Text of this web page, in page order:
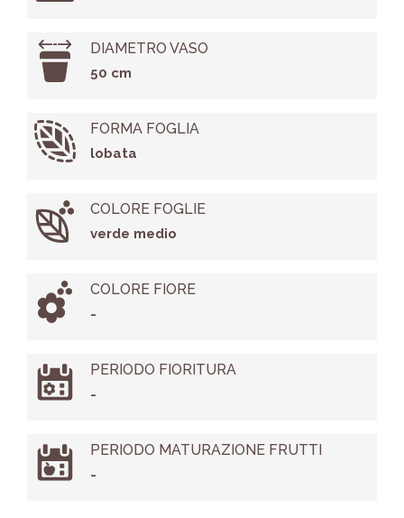
DIAMETRO VASO
50 cm
FORMA FOGLIA
lobata
COLORE FOGLIE
verde medio
COLORE FIORE
-
PERIODO FIORITURA
-
PERIODO MATURAZIONE FRUTTI
-